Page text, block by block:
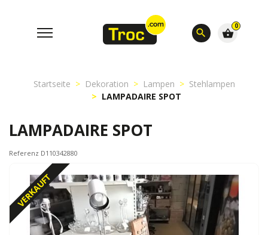
search
0
shopping_basket
Startseite Dekoration Lampen
Stehlampen
LAMPADAIRE SPOT
LAMPADAIRE SPOT
Referenz D110342880
VERKAUFT